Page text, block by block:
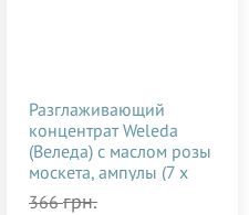
Разглаживающий
концентрат Weleda
(Веледа) с маслом розы
москета, ампулы (7 х
0,8 мл)
366грн.